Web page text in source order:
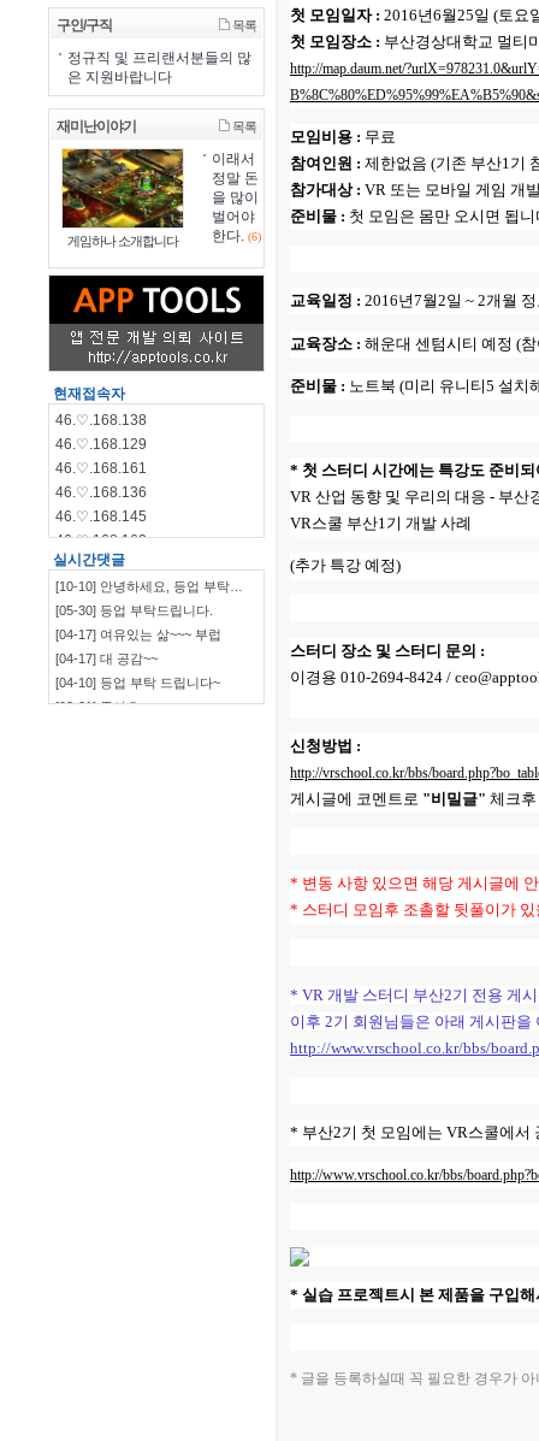
구인/구직 목록
정규직 및 프리랜서분들의 많
은 지원바랍니다
재미난이야기 목록
게임하나 소개합니다
이래서
정말 돈
을 많이
벌어야
한다. (6)
현재접속자
46.♡.168.138
46.♡.168.129
46.♡.168.161
46.♡.168.136
46.♡.168.145
46.♡.168.162
46.♡.168.144
46.♡.168.140
115.♡.135.198
46.♡.168.139
실시간댓글
[10-10] 안녕하세요, 등업 부탁…
[05-30] 등업 부탁드립니다.
[04-17] 여유있는 삶~~~ 부럽
[04-17] 대 공감~~
[04-10] 등업 부탁 드립니다~
[03-21] 좋아요
첫 모임일자 : 2016년6월25일 (토요
첫 모임장소 : 부산경상대학교 멀티
http://map.daum.net/
모임비용 : 무료
참여인원 : 제한없음 (기존 부산1기
참가대상 : VR 또는 모바일 게임 개
준비물 : 첫 모임은 몸만 오시면 됩니
교육일정 : 2016년7월2일 ~ 2개월
교육장소 : 해운대 센텀시티 예정 (
준비물 : 노트북 (미리 유니티5 설치
* 첫 스터디 시간에는 특강도 준비
VR 산업 동향 및 우리의 대응 - 부
VR스쿨 부산1기 개발 사례
(추가 특강 예정)
스터디 장소 및 스터디 문의 :
이경용 010-2694-8424 /
신청방법 :
http://vrschool.co.kr/bbs/
게시글에 코멘트로 "비밀글" 체크후
* 변동 사항 있으면 해당 게시글에
* 스터디 모임후 조촐할 뒷풀이가
* VR 개발 스터디 부산2기 전용 게
이후 2기 회원님들은 아래 게시판을
http://www.vrschool.co.kr/bbs/
* 부산2기 첫 모임에는 VR스쿨에서
http://www.vrschool.co.kr/bbs/
* 실습 프로젝트시 본 제품을 구입
* 글을 등록하실때 꼭 필요한 경우가